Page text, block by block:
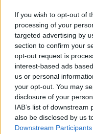
If you wish to opt-out of
processing of your
targeted advertising by
section to confirm your
opt-out request is
interest-based ads
us or personal
your opt-out. You may
disclosure of your
IAB’s list of
also be disclosed by us
Downstream Participants
ALTRE NOTIZIE